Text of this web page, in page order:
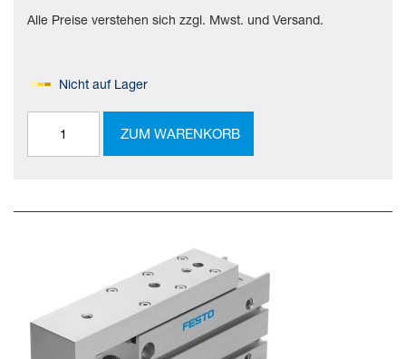
Alle Preise verstehen sich zzgl. Mwst. und Versand.
Nicht auf Lager
ZUM WARENKORB